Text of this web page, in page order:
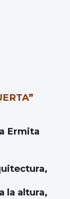
altura,